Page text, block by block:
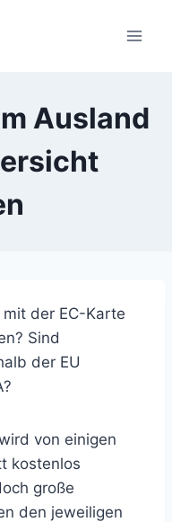
Ausland
der EC-Karte
Sind
der EU
von einigen
kostenlos
große
den jeweiligen